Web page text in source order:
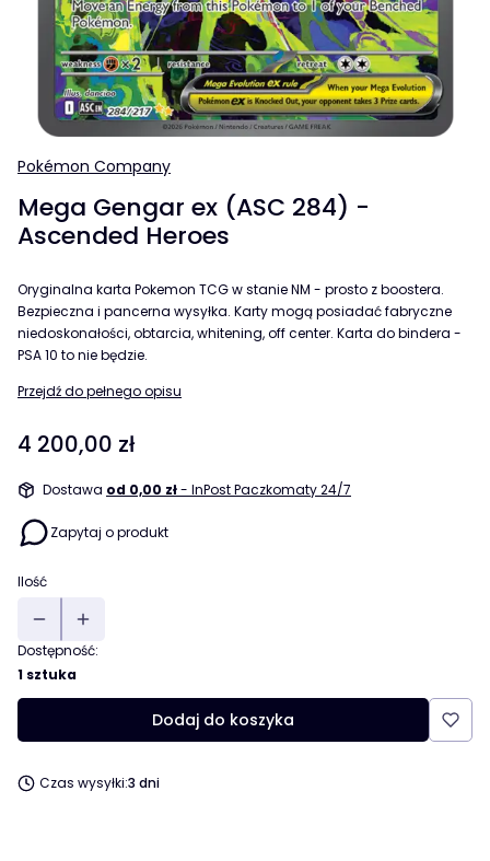
Pokémon Company
Mega Gengar ex (ASC 284) -
Ascended Heroes
Oryginalna karta Pokemon TCG w stanie NM - prosto z boostera.
Bezpieczna i pancerna wysyłka. Karty mogą posiadać fabryczne
niedoskonałości, obtarcia, whitening, off center. Karta do bindera -
PSA 10 to nie będzie.
Przejdź do pełnego opisu
Cena
4 200,00 zł
Dostawa od 0,00 zł- InPost Paczkomaty 24/7
Zapytaj o produkt
Ilość
Dostępność:
1 sztuka
Dodaj do koszyka
Czas wysyłki:3 dni